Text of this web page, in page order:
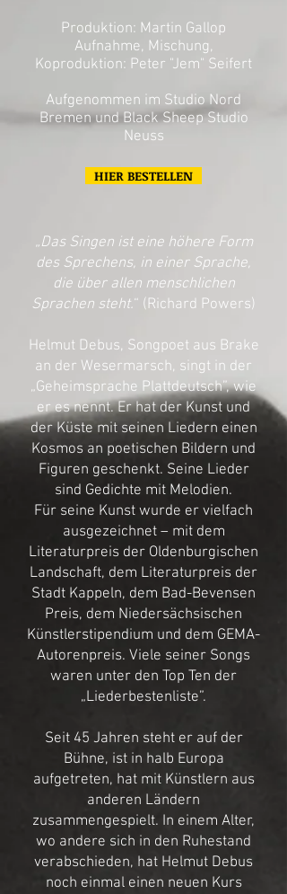
Produktion: Martin Gallop
Aufnahme, Mischung,
Koproduktion: Peter "Jem" Seifert
Aufgenommen im Studio Nord
Bremen und Black Sheep Studio
Neuss
HIER BESTELLEN
„Das Singen ist eine höhere Form
des Sprechens, in einer Sprache,
die über allen menschlichen
Sprachen steht.“ (Richard Powers)
Helmut Debus, Songpoet aus Brake
an der Wesermarsch, singt in der
„Geheimsprache Plattdeutsch”, wie
er es nennt. Er hat der Kunst und
der Küste mit seinen Liedern einen
Kosmos an poetischen Bildern und
Figuren geschenkt. Seine Lieder
sind Gedichte mit Melodien.
Für seine Kunst wurde er vielfach
ausgezeichnet – mit dem
Literaturpreis der Oldenburgischen
Landschaft, dem Literaturpreis der
Stadt Kappeln, dem Bad-Bevensen
Preis, dem Niedersächsischen
Künstlerstipendium und dem GEMA-
Autorenpreis. Viele seiner Songs
waren unter den Top Ten der
„Liederbestenliste”.
Seit 45 Jahren steht er auf der
Bühne, ist in halb Europa
aufgetreten, hat mit Künstlern aus
anderen Ländern
zusammengespielt. In einem Alter,
wo andere sich in den Ruhestand
verabschieden, hat Helmut Debus
noch einmal einen neuen Kurs